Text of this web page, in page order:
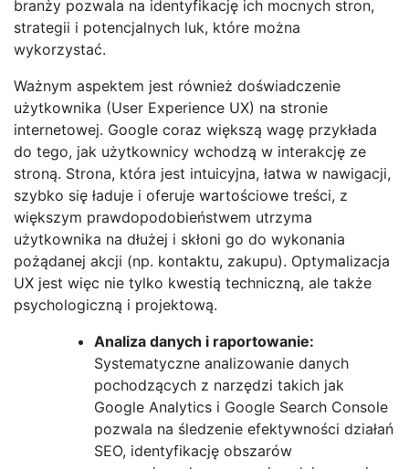
branży pozwala na identyfikację ich mocnych stron,
strategii i potencjalnych luk, które można
wykorzystać.
Ważnym aspektem jest również doświadczenie
użytkownika (User Experience UX) na stronie
internetowej. Google coraz większą wagę przykłada
do tego, jak użytkownicy wchodzą w interakcję ze
stroną. Strona, która jest intuicyjna, łatwa w nawigacji,
szybko się ładuje i oferuje wartościowe treści, z
większym prawdopodobieństwem utrzyma
użytkownika na dłużej i skłoni go do wykonania
pożądanej akcji (np. kontaktu, zakupu). Optymalizacja
UX jest więc nie tylko kwestią techniczną, ale także
psychologiczną i projektową.
Analiza danych i raportowanie:
Systematyczne analizowanie danych
pochodzących z narzędzi takich jak
Google Analytics i Google Search Console
pozwala na śledzenie efektywności działań
SEO, identyfikację obszarów